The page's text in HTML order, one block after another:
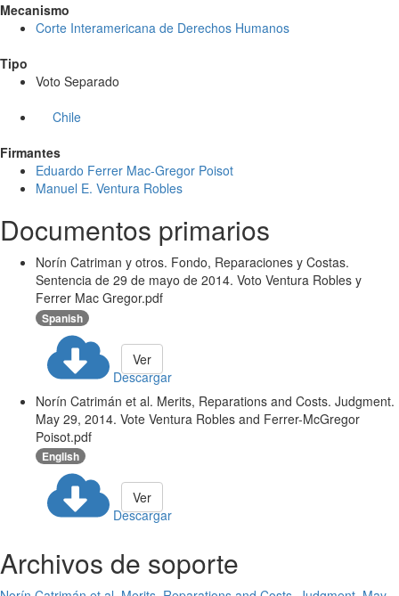
Mecanismo
Corte Interamericana de Derechos Humanos
Tipo
Voto Separado
Chile
Firmantes
Eduardo Ferrer Mac-Gregor Poisot
Manuel E. Ventura Robles
Documentos primarios
Norín Catriman y otros. Fondo, Reparaciones y Costas.
Sentencia de 29 de mayo de 2014. Voto Ventura Robles y
Ferrer Mac Gregor.pdf
Spanish
Descargar
Ver
Norín Catrimán et al. Merits, Reparations and Costs. Judgment.
May 29, 2014. Vote Ventura Robles and Ferrer-McGregor
Poisot.pdf
English
Descargar
Ver
Archivos de soporte